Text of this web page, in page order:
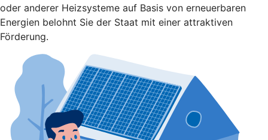
oder anderer Heizsysteme auf Basis von erneuerbaren
Energien belohnt Sie der Staat mit einer attraktiven
Förderung.